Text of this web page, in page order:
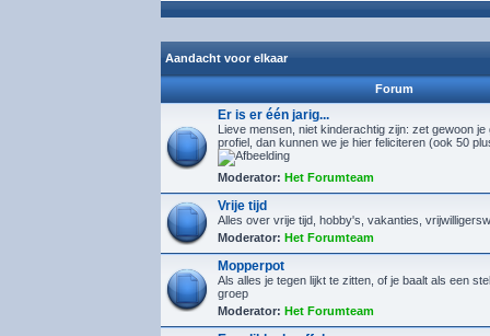
Aandacht voor elkaar
Forum
Er is er één jarig...
Lieve mensen, niet kinderachtig zijn: zet gewoon je
profiel, dan kunnen we je hier feliciteren (ook 50
Moderator: Het Forumteam
Vrije tijd
Alles over vrije tijd, hobby's, vakanties,
Moderator: Het Forumteam
Mopperpot
Als alles je tegen lijkt te zitten, of je baalt als een
groep
Moderator: Het Forumteam